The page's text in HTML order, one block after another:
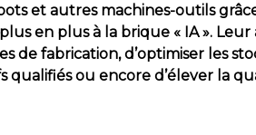
et autres machines-outils
en plus à la brique « IA ». Leur
de fabrication, d’optimiser les
ou encore d’élever la